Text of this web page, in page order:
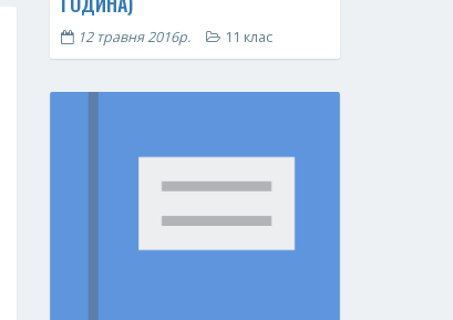
12 травня 2016р. 11 клас